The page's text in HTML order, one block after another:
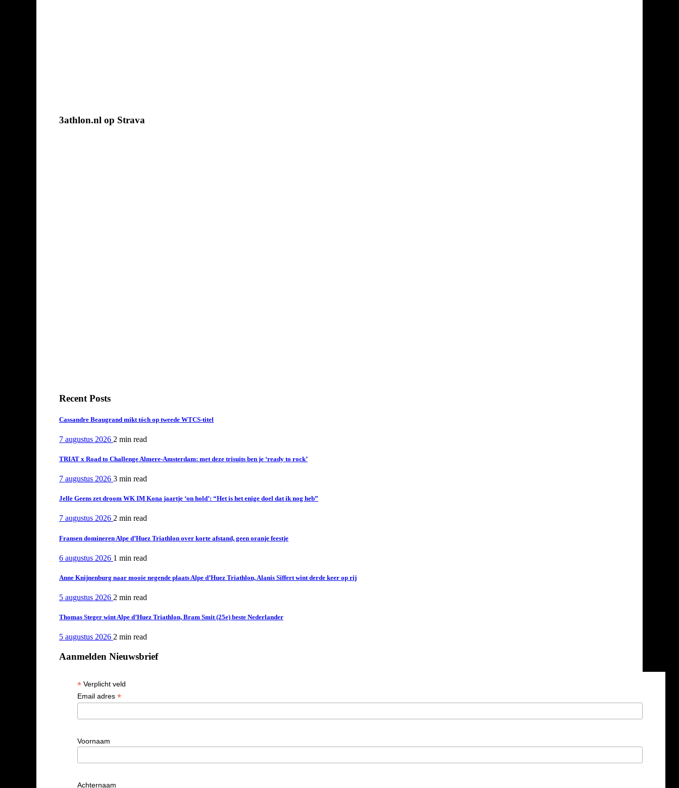
3athlon.nl op Strava
Recent Posts
Cassandre Beaugrand mikt tóch op tweede WTCS-titel
7 augustus 2026 2 min read
TRIAT x Road to Challenge Almere-Amsterdam: met deze trisuits ben je ‘ready to rock’
7 augustus 2026 3 min read
Jelle Geens zet droom WK IM Kona jaartje ‘on hold’: “Het is het enige doel dat ik nog heb”
7 augustus 2026 2 min read
Fransen domineren Alpe d’Huez Triathlon over korte afstand, geen oranje feestje
6 augustus 2026 1 min read
Anne Knijnenburg naar mooie negende plaats Alpe d’Huez Triathlon, Alanis Siffert wint derde keer op rij
5 augustus 2026 2 min read
Thomas Steger wint Alpe d’Huez Triathlon, Bram Smit (25e) beste Nederlander
5 augustus 2026 2 min read
Aanmelden Nieuwsbrief
* Verplicht veld
Email adres *
Voornaam
Achternaam